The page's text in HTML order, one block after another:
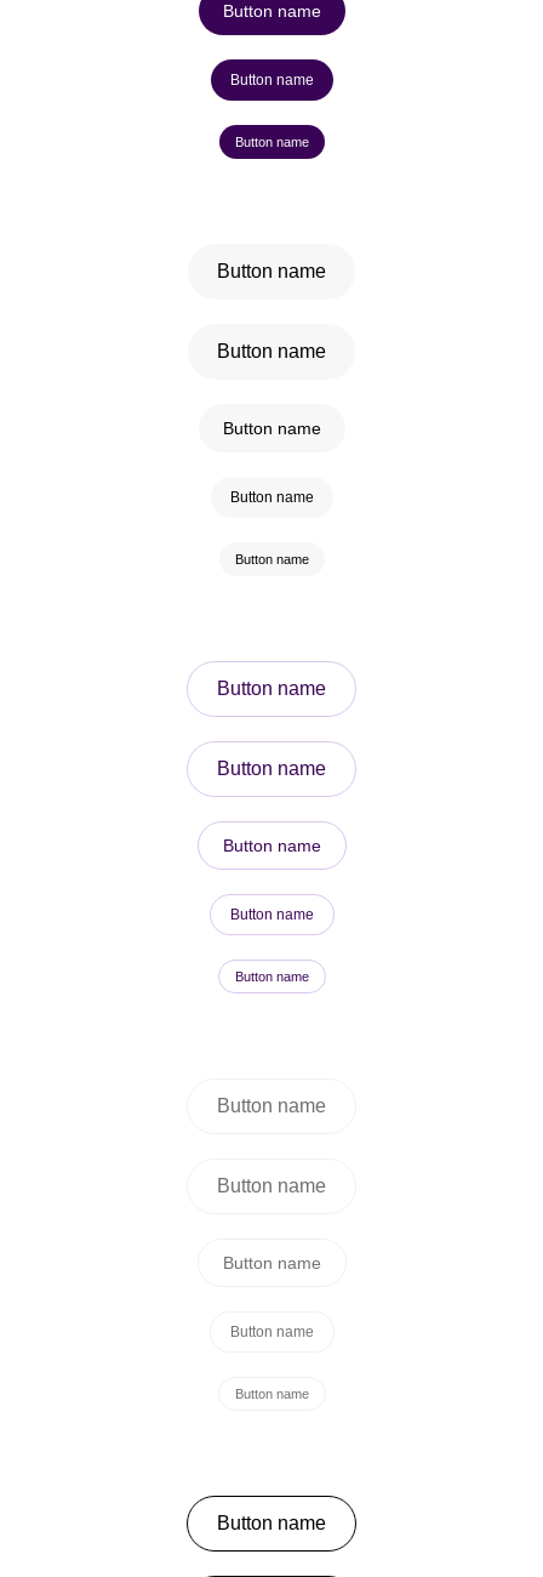
Button name
Button name
Button name
Button name
Button name
Button name
Button name
Button name
Button name
Button name
Button name
Button name
Button name
Button name
Button name
Button name
Button name
Button name
Button name